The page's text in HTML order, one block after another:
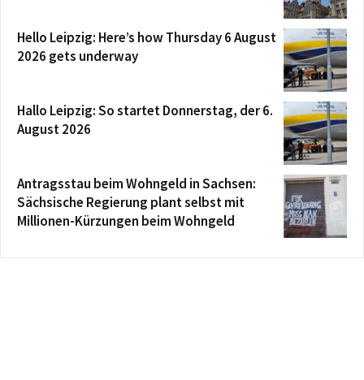
Hello Leipzig: Here’s how Thursday 6 August
2026 gets underway
Hallo Leipzig: So startet Donnerstag, der 6.
August 2026
Antragsstau beim Wohngeld in Sachsen:
Sächsische Regierung plant selbst mit
Millionen-Kürzungen beim Wohngeld